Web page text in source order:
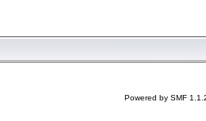
Powered by SMF